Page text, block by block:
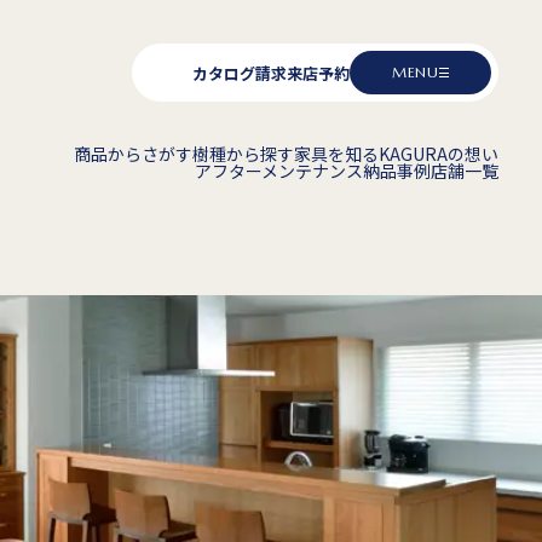
カタログ請求来店予約 MENU
商品からさがす樹種から探す家具を知るKAGURAの想い
アフターメンテナンス納品事例店舗一覧